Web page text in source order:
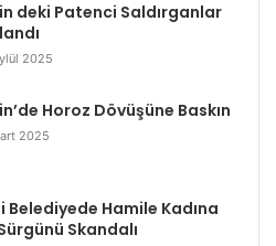
deki Patenci Saldırganlar
2025
Horoz Dövüşüne Baskın
2025
Belediyede Hamile Kadına
Skandalı